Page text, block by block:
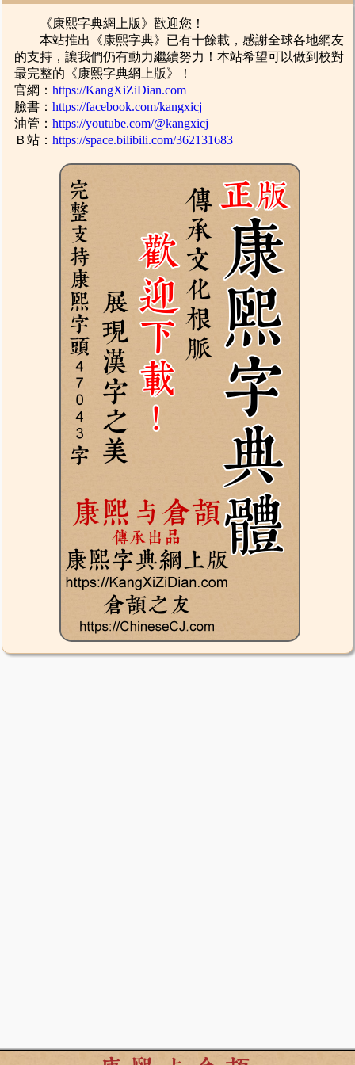
《康熙字典網上版》歡迎您！
本站推出《康熙字典》已有十餘載，感謝全球各地網友
的支持，讓我們仍有動力繼續努力！本站希望可以做到校對
最完整的《康熙字典網上版》！
官網：https://KangXiZiDian.com
臉書：https://facebook.com/kangxicj
油管：https://youtube.com/@kangxicj
Ｂ站：https://space.bilibili.com/362131683